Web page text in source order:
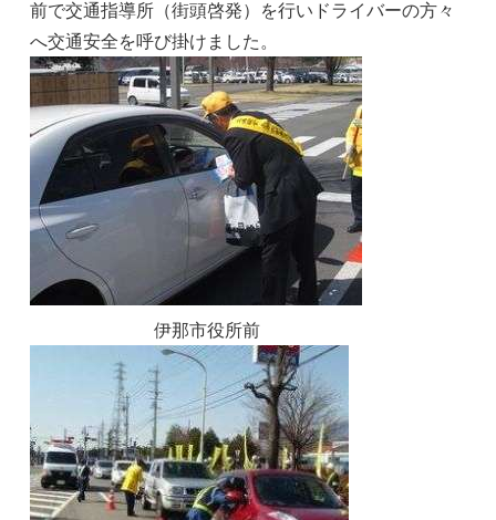
前で交通指導所（街頭啓発）を行いドライバーの方々
へ交通安全を呼び掛けました。
伊那市役所前